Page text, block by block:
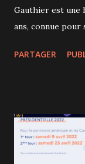
Gauthier est une
ans, connue
catholique en
Purell, et elle
qui sont par
de suite :
PARTAGER